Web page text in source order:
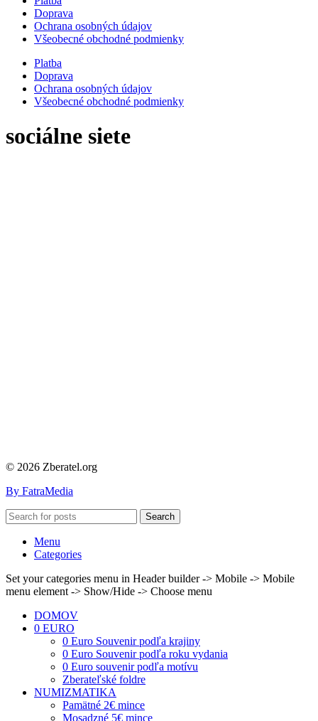
Doprava
Ochrana osobných údajov
Všeobecné obchodné podmienky
Platba
Doprava
Ochrana osobných údajov
Všeobecné obchodné podmienky
sociálne siete
© 2026 Zberatel.org
By FatraMedia
Search
Menu
Categories
Set your categories menu in Header builder -> Mobile -> Mobile
menu element -> Show/Hide -> Choose menu
DOMOV
0 EURO
0 Euro Souvenir podľa krajiny
0 Euro Souvenir podľa roku vydania
0 Euro souvenir podľa motívu
Zberateľské foldre
NUMIZMATIKA
Pamätné 2€ mince
Mosadzné 5€ mince